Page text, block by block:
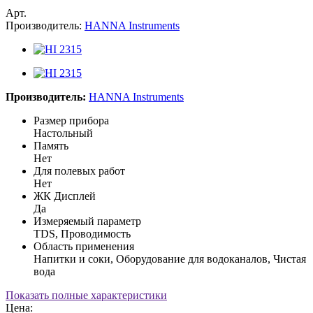
Арт.
Производитель: HANNA Instruments
Производитель: HANNA Instruments
Размер прибора
Настольный
Память
Нет
Для полевых работ
Нет
ЖК Дисплей
Да
Измеряемый параметр
TDS, Проводимость
Область применения
Напитки и соки, Оборудование для водоканалов, Чистая
вода
Показать полные характеристики
Цена: